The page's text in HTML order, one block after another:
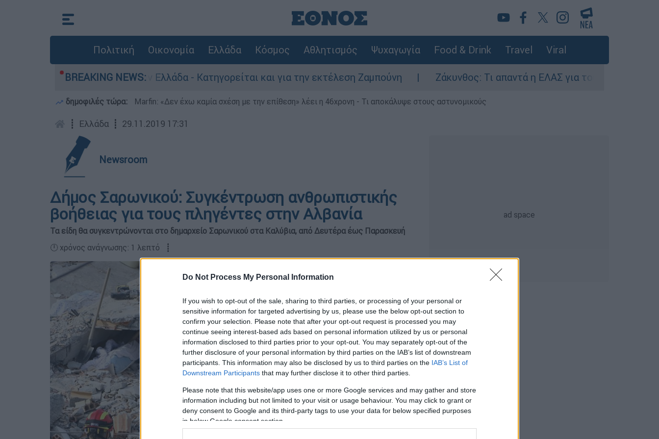
Do Not Process My Personal Information
If you wish to opt-out of the sale, sharing to third parties, or processing of your personal or
sensitive information for targeted advertising by us, please use the below opt-out section to
confirm your selection. Please note that after your opt-out request is processed you may
continue seeing interest-based ads based on personal information utilized by us or personal
information disclosed to third parties prior to your opt-out. You may separately opt-out of the
further disclosure of your personal information by third parties on the IAB’s list of downstream
participants. This information may also be disclosed by us to third parties on the IAB’s List of
Downstream Participants that may further disclose it to other third parties.
Please note that this website/app uses one or more Google services and may gather and store
information including but not limited to your visit or usage behaviour. You may click to grant or
deny consent to Google and its third-party tags to use your data for below specified purposes
in below Google consent section.
Πολιτική Οικονομία Ελλάδα Κόσμος Αθλητισμός Ψυχαγωγία Food & Drink Travel Viral
BREAKING NEWS:
για ανθρωποκτονίες στην Ελλάδα - Κατηγορείται και για την εκτέλεση Ζαμπούνη Ζάκυνθος: Τι απαντά η ΕΛΑΣ για τους 8 βιασμούς
δημοφιλές τώρα: Marfin: «Δεν έχω καμία σχέση με την επίθεση» λέει η 46χρονη - Τι αποκάλυψε στους αστυνομικούς
┋ Ελλάδα ┋ 29.11.2019 17:31
Newsroom
Δήμος Σαρωνικού: Συγκέντρωση ανθρωπιστικής
βοήθειας για τους πληγέντες στην Αλβανία
Τα είδη θα συγκεντρώνονται στο δημαρχείο Σαρωνικού στα Καλύβια, από Δευτέρα έως Παρασκευή
🕛 χρόνος ανάγνωσης: 1 λεπτό ┋